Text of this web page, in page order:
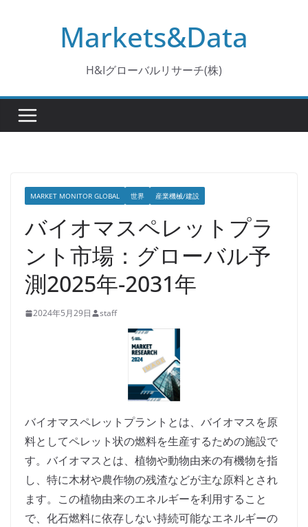
Markets&Data
H&Iグローバルリサーチ(株)
MARKET MONITOR GLOBAL 世界 産業機械/建設
バイオマスペレットプラ
ント市場：グローバル予
測2025年-2031年
2024年5月29日 staff
バイオマスペレットプラントとは、バイオマスを原
料としてペレット状の燃料を生産するための施設で
す。バイオマスとは、植物や動物由来の有機物を指
し、特に木材や農作物の残渣などが主な原料とされ
ます。この植物由来のエネルギーを利用すること
で、化石燃料に依存しない持続可能なエネルギーの